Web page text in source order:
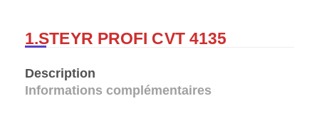
1.STEYR PROFI CVT 4135
Description
Informations complémentaires